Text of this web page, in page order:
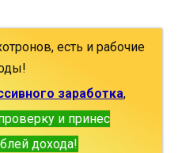
есть и рабочие
заработка,
и принес
дохода!